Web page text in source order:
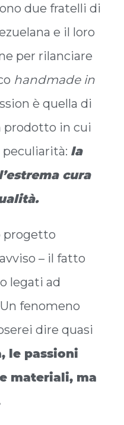
due fratelli di
e il loro
per rilanciare
handmade in
è quella di
prodotto in cui
la
cura
progetto
– il fatto
legati ad
fenomeno
dire quasi
le passioni
materiali, ma